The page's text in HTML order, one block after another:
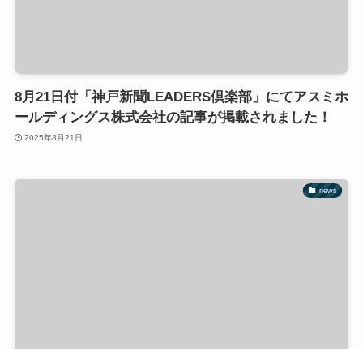
8月21日付「神戸新聞LEADERS倶楽部」にてアスミホ
ールディングス株式会社の記事が掲載されました！
2025年8月21日
news